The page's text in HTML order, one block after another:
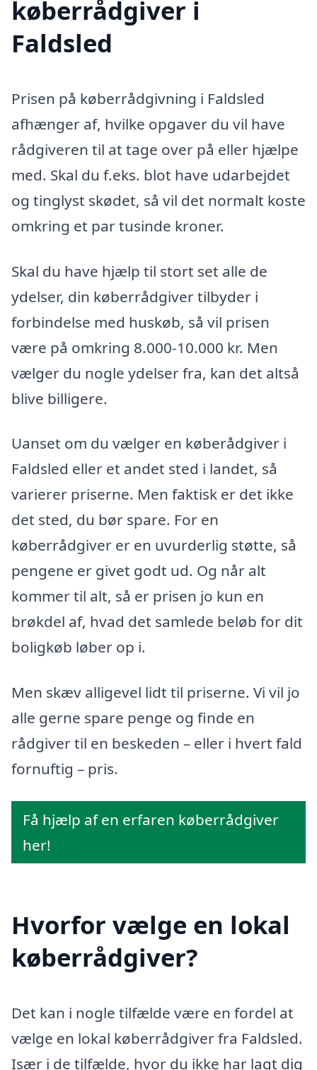
køberrådgiver i
Faldsled
Prisen på køberrådgivning i Faldsled
afhænger af, hvilke opgaver du vil have
rådgiveren til at tage over på eller hjælpe
med. Skal du f.eks. blot have udarbejdet
og tinglyst skødet, så vil det normalt koste
omkring et par tusinde kroner.
Skal du have hjælp til stort set alle de
ydelser, din køberrådgiver tilbyder i
forbindelse med huskøb, så vil prisen
være på omkring 8.000-10.000 kr. Men
vælger du nogle ydelser fra, kan det altså
blive billigere.
Uanset om du vælger en køberådgiver i
Faldsled eller et andet sted i landet, så
varierer priserne. Men faktisk er det ikke
det sted, du bør spare. For en
køberrådgiver er en uvurderlig støtte, så
pengene er givet godt ud. Og når alt
kommer til alt, så er prisen jo kun en
brøkdel af, hvad det samlede beløb for dit
boligkøb løber op i.
Men skæv alligevel lidt til priserne. Vi vil jo
alle gerne spare penge og finde en
rådgiver til en beskeden – eller i hvert fald
fornuftig – pris.
Få hjælp af en erfaren køberrådgiver
her!
Hvorfor vælge en lokal
køberrådgiver?
Det kan i nogle tilfælde være en fordel at
vælge en lokal køberrådgiver fra Faldsled.
Især i de tilfælde, hvor du ikke har lagt dig